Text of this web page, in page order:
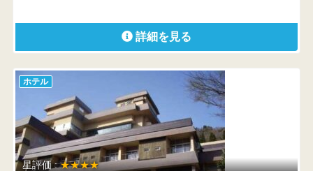
詳細を見る
ホテル
星評価 :★★★★